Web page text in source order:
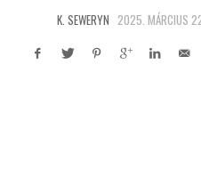
K. SEWERYN 2025. MÁRCIUS